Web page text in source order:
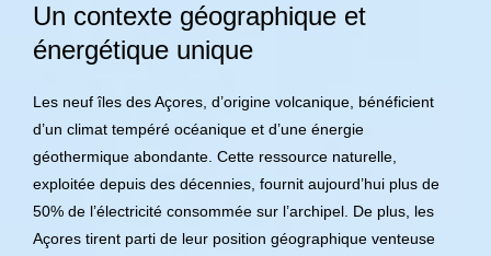
Un contexte géographique et
énergétique unique
Les neuf îles des Açores, d’origine volcanique, bénéficient
d’un climat tempéré océanique et d’une énergie
géothermique abondante. Cette ressource naturelle,
exploitée depuis des décennies, fournit aujourd’hui plus de
50% de l’électricité consommée sur l’archipel. De plus, les
Açores tirent parti de leur position géographique venteuse